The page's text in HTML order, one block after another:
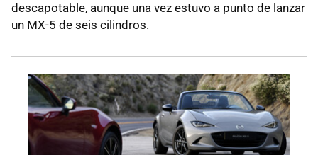
descapotable, aunque una vez estuvo a punto de lanzar
un MX-5 de seis cilindros.